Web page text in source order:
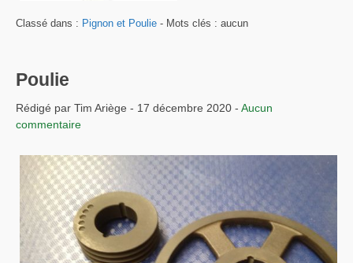
Classé dans : Pignon et Poulie - Mots clés : aucun
Poulie
Rédigé par Tim Ariège - 17 décembre 2020 - Aucun
commentaire